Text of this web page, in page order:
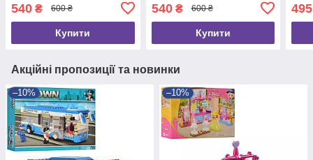
540 ₴ 600 ₴
Купити
540₴ 600 ₴
Купити
495
Акційні пропозиції та новинки
–10% –10%